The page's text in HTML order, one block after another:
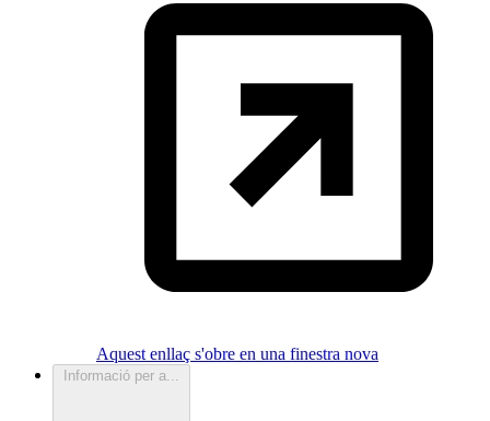
Aquest enllaç s'obre en una finestra nova
Informació per a...